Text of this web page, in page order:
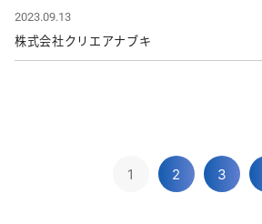
2023.09.13
株式会社クリエアナブキ
1 2 3